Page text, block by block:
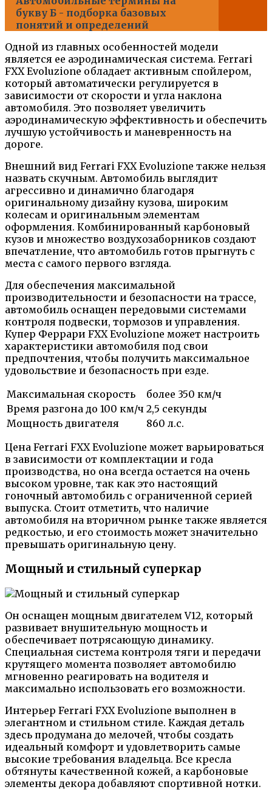
букву Б - подборка базовых
понятий и определений
Одной из главных особенностей модели
является ее аэродинамическая система. Ferrari
FXX Evoluzione обладает активным спойлером,
который автоматически регулируется в
зависимости от скорости и угла наклона
автомобиля. Это позволяет увеличить
аэродинамическую эффективность и обеспечить
лучшую устойчивость и маневренность на
дороге.
Внешний вид Ferrari FXX Evoluzione также нельзя
назвать скучным. Автомобиль выглядит
агрессивно и динамично благодаря
оригинальному дизайну кузова, широким
колесам и оригинальным элементам
оформления. Комбинированный карбоновый
кузов и множество воздухозаборников создают
впечатление, что автомобиль готов прыгнуть с
места с самого первого взгляда.
Для обеспечения максимальной
производительности и безопасности на трассе,
автомобиль оснащен передовыми системами
контроля подвески, тормозов и управления.
Купер Феррари FXX Evoluzione может настроить
характеристики автомобиля под свои
предпочтения, чтобы получить максимальное
удовольствие и безопасность при езде.
Максимальная скорость
более 350 км/ч
Время разгона до 100 км/ч 2,5 секунды
Мощность двигателя
860 л.с.
Цена Ferrari FXX Evoluzione может варьироваться
в зависимости от комплектации и года
производства, но она всегда остается на очень
высоком уровне, так как это настоящий
гоночный автомобиль с ограниченной серией
выпуска. Стоит отметить, что наличие
автомобиля на вторичном рынке также является
редкостью, и его стоимость может значительно
превышать оригинальную цену.
Мощный и стильный суперкар
Он оснащен мощным двигателем V12, который
развивает внушительную мощность и
обеспечивает потрясающую динамику.
Специальная система контроля тяги и передачи
крутящего момента позволяет автомобилю
мгновенно реагировать на водителя и
максимально использовать его возможности.
Интерьер Ferrari FXX Evoluzione выполнен в
элегантном и стильном стиле. Каждая деталь
здесь продумана до мелочей, чтобы создать
идеальный комфорт и удовлетворить самые
высокие требования владельца. Все кресла
обтянуты качественной кожей, а карбоновые
элементы декора добавляют спортивной нотки.